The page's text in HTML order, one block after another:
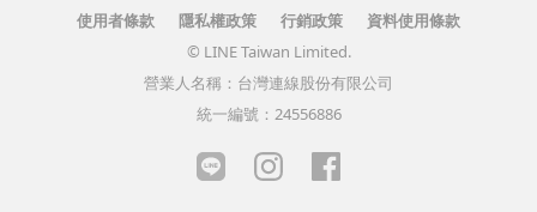
使用者條款 隱私權政策 行銷政策
資料使用條款
© LINE Taiwan Limited.
營業人名稱：台灣連線股份有限公司
統一編號：24556886